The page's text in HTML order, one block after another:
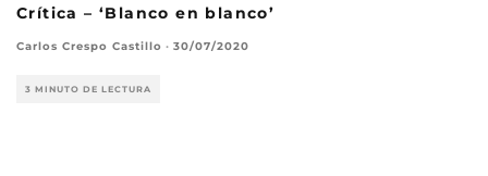
Crítica – ‘Blanco en blanco’
Carlos Crespo Castillo · 30/07/2020
3 MINUTO DE LECTURA